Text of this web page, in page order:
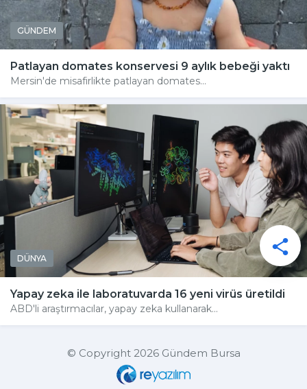
GÜNDEM
Patlayan domates konservesi 9 aylık bebeği yaktı
Mersin'de misafirlikte patlayan domates...
DÜNYA
Yapay zeka ile laboratuvarda 16 yeni virüs üretildi
ABD'li araştırmacılar, yapay zeka kullanarak...
© Copyright 2026 Gündem Bursa